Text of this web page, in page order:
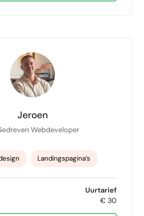
Jeroen
Webdeveloper
Landingspagina’s
Uurtarief
€ 30